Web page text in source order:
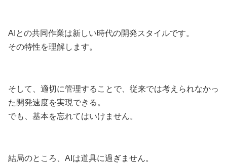
AIとの共同作業は新しい時代の開発スタイルです。
その特性を理解します。
そして、適切に管理することで、従来では考えられなかっ
た開発速度を実現できる。
でも、基本を忘れてはいけません。
結局のところ、AIは道具に過ぎません。